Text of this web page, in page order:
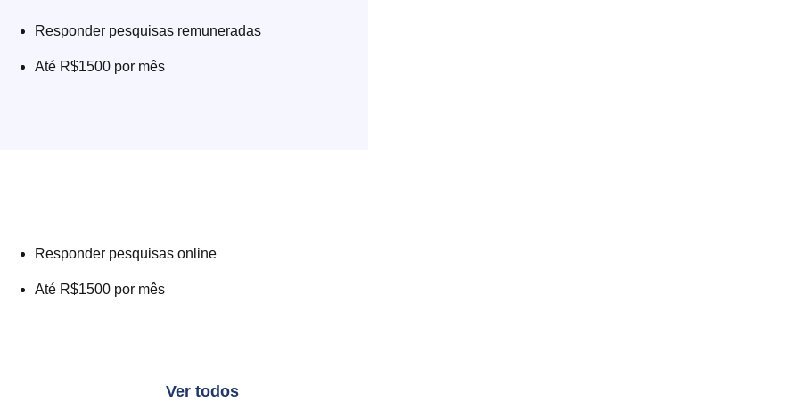
Responder pesquisas remuneradas
Até R$1500 por mês
Responder pesquisas online
Até R$1500 por mês
Ver todos